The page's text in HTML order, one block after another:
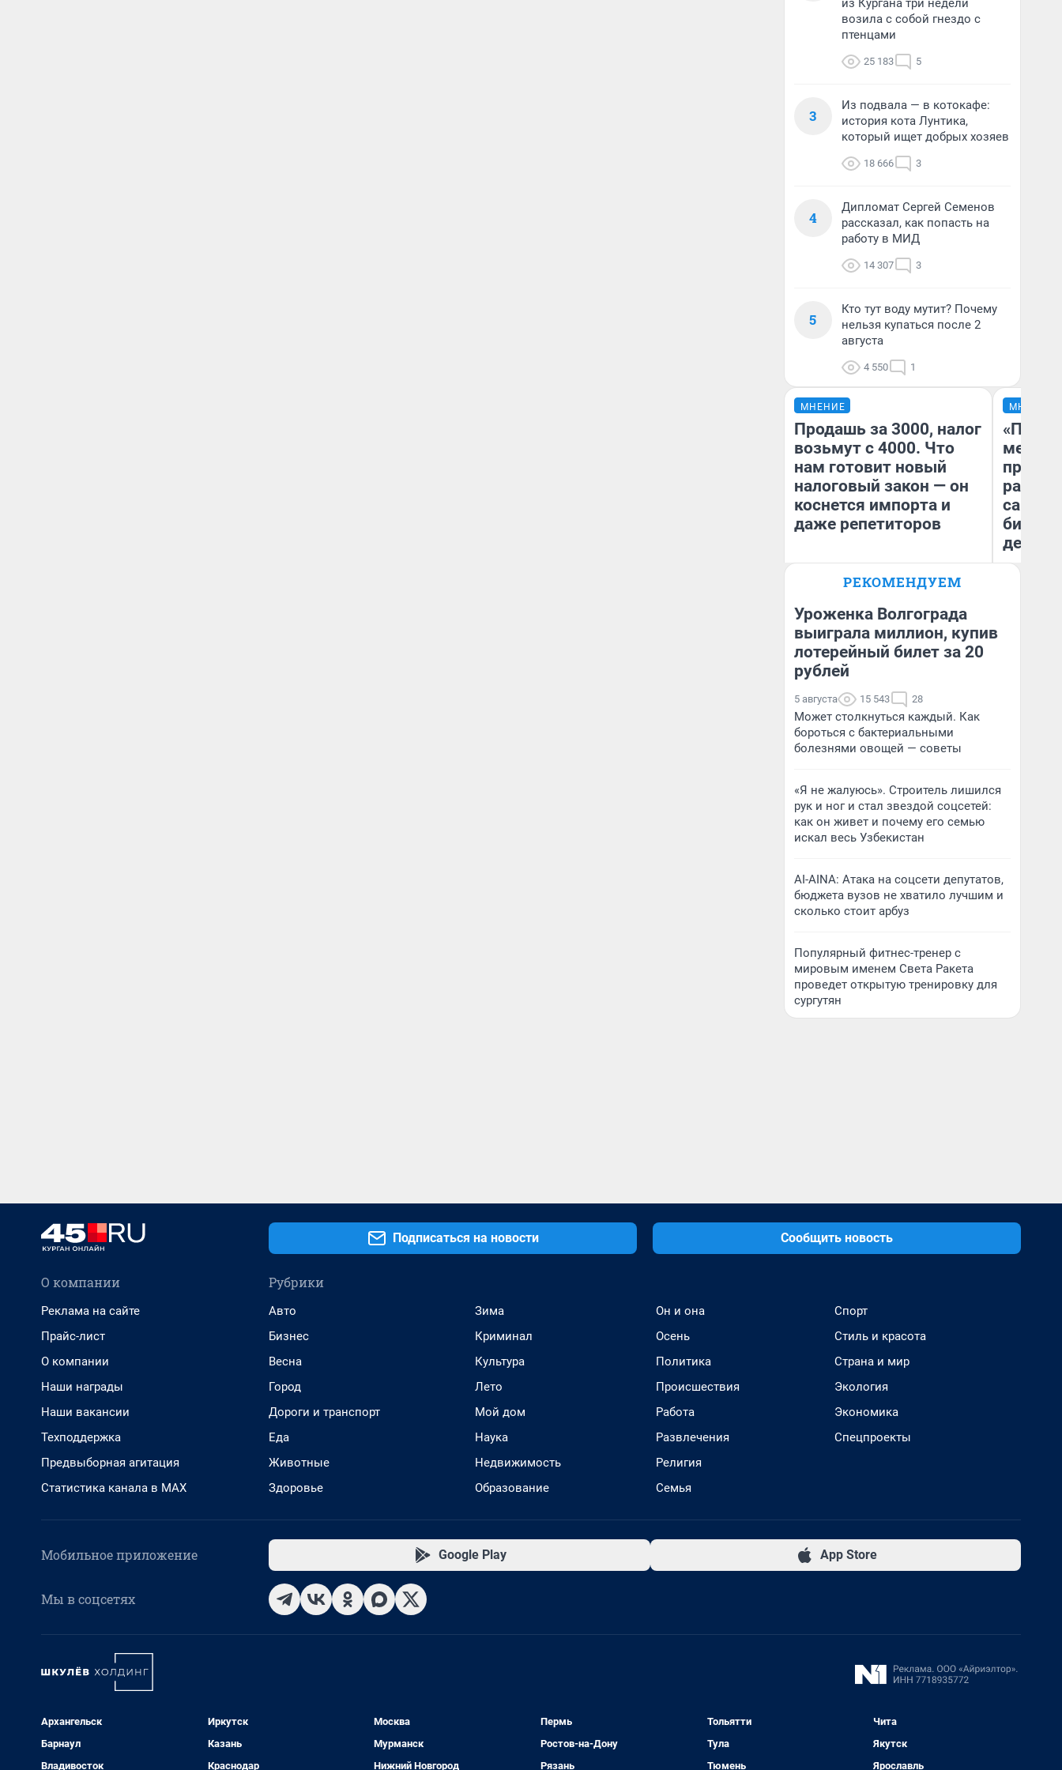
из Кургана три недели
возила с собой гнездо с
птенцами
25 183 5
3
Из подвала — в котокафе:
история кота Лунтика,
который ищет добрых хозяев
18 666 3
4
Дипломат Сергей Семенов
рассказал, как попасть на
работу в МИД
14 307 3
5
Кто тут воду мутит? Почему
нельзя купаться после 2
августа
4 550 1
МНЕНИЕ
Продашь за 3000, налог
возьмут с 4000. Что
нам готовит новый
налоговый закон — он
коснется импорта и
даже репетиторов
Анастасия Завгородняя
МНЕНИЕ
самом
РЕКОМЕНДУЕМ
Уроженка Волгограда
выиграла миллион, купив
лотерейный билет за 20
рублей
5 августа 15 543 28
Может столкнуться каждый. Как
бороться с бактериальными
болезнями овощей — советы
«Я не жалуюсь». Строитель лишился
рук и ног и стал звездой соцсетей:
как он живет и почему его семью
искал весь Узбекистан
AI-AINA: Атака на соцсети депутатов,
бюджета вузов не хватило лучшим и
сколько стоит арбуз
Популярный фитнес-тренер с
мировым именем Света Ракета
проведет открытую тренировку для
сургутян
Подписаться на новости Сообщить новость
О компании
Реклама на сайте
Прайс-лист
О компании
Наши награды
Наши вакансии
Техподдержка
Предвыборная агитация
Статистика канала в MAX
Рубрики
Авто
Бизнес
Весна
Город
Дороги и транспорт
Еда
Животные
Здоровье
Зима
Криминал
Культура
Лето
Мой дом
Наука
Недвижимость
Образование
Он и она
Осень
Политика
Происшествия
Работа
Развлечения
Религия
Семья
Спорт
Стиль и красота
Страна и мир
Экология
Экономика
Спецпроекты
Мобильное приложение Google Play App Store
Мы в соцсетях
Архангельск
Барнаул
Владивосток
Иркутск
Казань
Краснодар
Москва
Мурманск
Нижний Новгород
Пермь
Ростов-на-Дону
Рязань
Тольятти
Тула
Тюмень
Чита
Якутск
Ярославль